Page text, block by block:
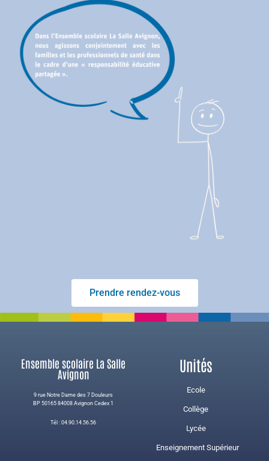
Prendre rendez-vous
Ensemble scolaire La Salle
Avignon
9 rue Notre Dame des 7 Douleurs
BP 50165 84008 Avignon Cedex 1
Tél : 04.90.14.56.56
Unités
Ecole
Collège
Lycée
Enseignement Supérieur